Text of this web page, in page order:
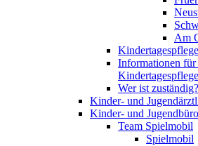
Am
Kindertagespflege
Informationen für
Wer ist zuständig?
Kinder- und
Kinder- und Jugendbüro
Team Spielmobil
Spielmobil